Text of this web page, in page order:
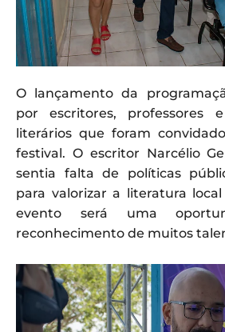
O lançamento da
por escritores, professores
literários que foram
festival. O escritor Narcélio
sentia falta de políticas
para valorizar a literatura
evento será uma
reconhecimento de muitos